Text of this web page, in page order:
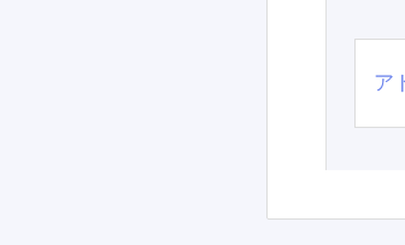
ア